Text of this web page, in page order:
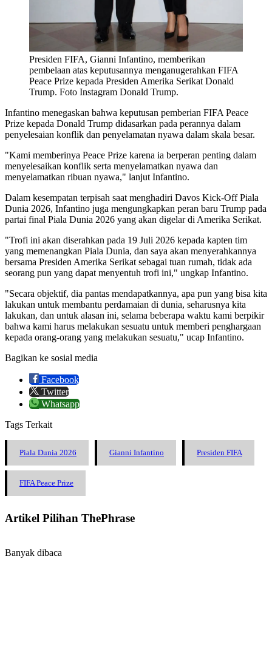
Presiden FIFA, Gianni Infantino, memberikan
pembelaan atas keputusannya menganugerahkan FIFA
Peace Prize kepada Presiden Amerika Serikat Donald
Trump. Foto Instagram Donald Trump.
Infantino menegaskan bahwa keputusan pemberian FIFA Peace
Prize kepada Donald Trump didasarkan pada perannya dalam
penyelesaian konflik dan penyelamatan nyawa dalam skala besar.
"Kami memberinya Peace Prize karena ia berperan penting dalam
menyelesaikan konflik serta menyelamatkan nyawa dan
menyelamatkan ribuan nyawa," lanjut Infantino.
Dalam kesempatan terpisah saat menghadiri Davos Kick-Off Piala
Dunia 2026, Infantino juga mengungkapkan peran baru Trump pada
partai final Piala Dunia 2026 yang akan digelar di Amerika Serikat.
"Trofi ini akan diserahkan pada 19 Juli 2026 kepada kapten tim
yang memenangkan Piala Dunia, dan saya akan menyerahkannya
bersama Presiden Amerika Serikat sebagai tuan rumah, tidak ada
seorang pun yang dapat menyentuh trofi ini," ungkap Infantino.
"Secara objektif, dia pantas mendapatkannya, apa pun yang bisa kita
lakukan untuk membantu perdamaian di dunia, seharusnya kita
lakukan, dan untuk alasan ini, selama beberapa waktu kami berpikir
bahwa kami harus melakukan sesuatu untuk memberi penghargaan
kepada orang-orang yang melakukan sesuatu," ucap Infantino.
Bagikan ke sosial media
Facebook
Twitter
Whatsapp
Tags Terkait
Piala Dunia 2026 Gianni Infantino Presiden FIFA
FIFA Peace Prize
Artikel Pilihan ThePhrase
Banyak dibaca